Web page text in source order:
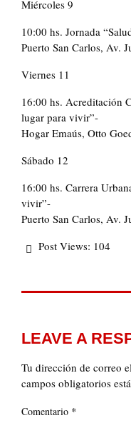
Miércoles 9
10:00 hs. Jornada
Puerto San Carlos, Av.
Viernes 11
16:00 hs. Acreditación
lugar para vivir”-
Hogar Emaús, Otto
Sábado 12
16:00 hs. Carrera
vivir”-
Puerto San Carlos, Av.
Post Views: 104
LEAVE A
Tu dirección de correo
campos obligatorios
Comentario *